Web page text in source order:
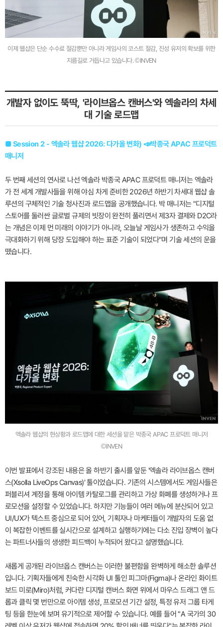
이제 웹샵은 단순 수수료 절감뿐만 아니라 게임사의 코스트 절감, 진성 유저의 확보를 위한
지름길로 거듭나고 있습니다. ©INVEN
개발자 없이도 뚝딱, '라이브옵스 캔버스'와 엑솔라의 차세
대 기술 로드맵
■ Session 2 - 엑솔라 웹샵 2026: 다가올 변화) 📣박종국 APAC 프로덕트
매니저
두 번째 세션의 연사로 나선 엑솔라 박종국 APAC 프로덕트 매니저는 엑솔라
가 전 세계 개발사들을 위해 야심 차게 준비한 2026년 하반기 차세대 웹샵 솔
루션의 구체적인 기술 청사진과 로드맵을 공개했습니다. 박 매니저는 "디지털
스토어를 둘러싼 글로벌 규제의 빗장이 완전히 풀리면서 제3자 결제와 D2C라
는 개념은 이제 먼 미래의 이야기가 아니라, 오늘날 게임사가 생존하고 수익을
극대화하기 위해 당장 도입해야 하는 표준 기술이 되었다"며 기술 세션의 운을
뗐습니다.
엑솔라 웹샵의 현상황과 로드맵에 대한 세션을 맡은 박종국 APAC 프로덕트 매니저
©INVEN
이번 발표에서 강조된 내용은 올 하반기 출시를 앞둔 '엑솔라 라이브옵스 캔버
스(Xsolla LiveOps Canvas)' 툴이었습니다. 기존의 시스템에서도 게임사들은
퍼블리셔 계정을 통해 아이템 카탈로그를 관리하고 가상 화폐를 생성하거나 프
로모션을 설정할 수 있었습니다. 하지만 기능들이 여러 메뉴에 분산되어 있고
UI/UX가 텍스트 중심으로 되어 있어, 기획자나 마케터들이 개발자의 도움 없
이 복잡한 이벤트를 실시간으로 설계하고 실행하기에는 다소 진입 장벽이 높다
는 파트너사들의 생생한 피드백이 누적되어 왔다고 설명했습니다.
새롭게 공개된 라이브옵스 캔버스는 이러한 불편함을 완벽하게 해소한 솔루션
입니다. 기획자들에게 친숙한 시각화 UI 툴인 피그마(Figma)나 온라인 화이트
보드 미로(Miro)처럼, 커다란 디지털 캔버스 화면 위에서 마우스 드래그 앤 드
롭과 클릭 몇 번만으로 아이템 생성, 프로모션 기간 설정, 특정 유저 그룹 타게
팅 등을 한눈에 보며 유기적으로 제어할 수 있습니다. 예를 들어 "A 국가의 30